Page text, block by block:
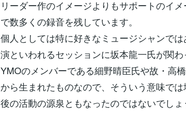
リーダー作のイメージよりもサポートのイ
で数多くの録音を残しています。
個人としては特に好きなミュージシャンで
演といわれるセッションに坂本龍一氏が関わ
YMOのメンバーである細野晴臣氏や故・高
から生まれたものなので、そういう意味で
後の活動の源泉ともなったのではないでしょ